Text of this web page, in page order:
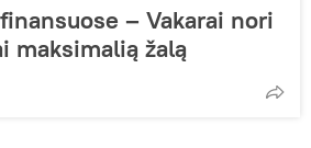
– Vakarai nori
maksimalią žalą